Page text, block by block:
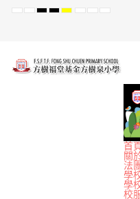
Default
NightHighHighHighSetSetSet
首
關
法
學
學
校